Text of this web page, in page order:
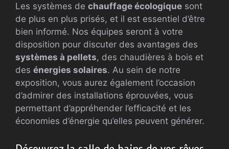
Les systèmes de chauffage écologique sont
de plus en plus prisés, et il est essentiel d’être
bien informé. Nos équipes seront à votre
disposition pour discuter des avantages des
systèmes à pellets, des chaudières à bois et
des énergies solaires. Au sein de notre
exposition, vous aurez également l’occasion
d’admirer des installations éprouvées, vous
permettant d’appréhender l’efficacité et les
économies d’énergie qu’elles peuvent générer.